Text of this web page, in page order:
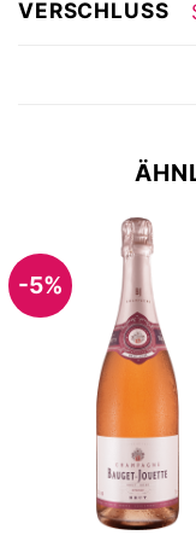
VERSCHLUSS
-5%